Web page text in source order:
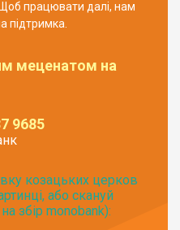
працювати далі, нам
підтримка.
меценатом на
9685
козацьких церков
або скануй
збір monobank):